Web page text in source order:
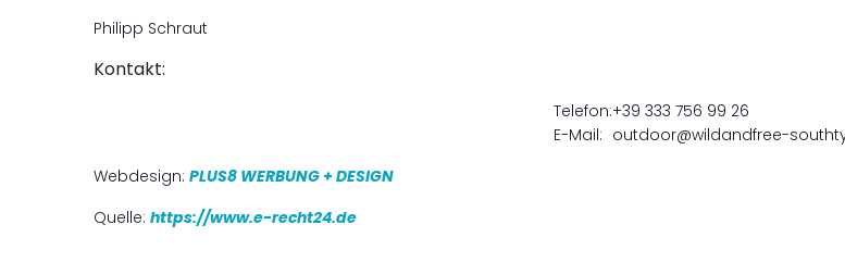
Philipp Schraut
Kontakt:
Telefon:+39 333 756 99 26
E-Mail: outdoor@wildandfree-
Webdesign: PLUS8 WERBUNG + DESIGN
Quelle: https://www.e-recht24.de